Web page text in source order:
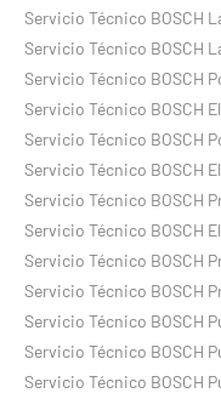
Servicio Técnico BOSCH
Servicio Técnico BOSCH
Servicio Técnico BOSCH
Servicio Técnico BOSCH
Servicio Técnico BOSCH
Servicio Técnico BOSCH
Servicio Técnico BOSCH
Servicio Técnico BOSCH
Servicio Técnico BOSCH
Servicio Técnico BOSCH
Servicio Técnico BOSCH
Servicio Técnico BOSCH
Servicio Técnico BOSCH